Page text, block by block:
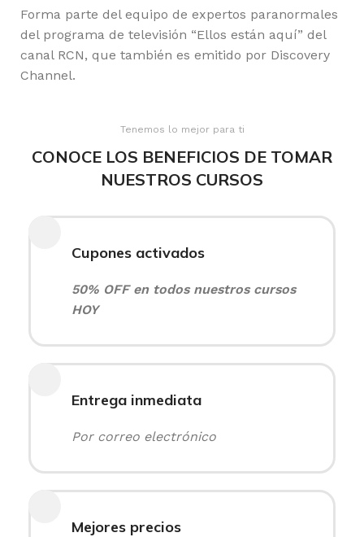
Forma parte del equipo de expertos paranormales
del programa de televisión “Ellos están aquí” del
canal RCN, que también es emitido por Discovery
Channel.
Tenemos lo mejor para ti
CONOCE LOS BENEFICIOS DE TOMAR
NUESTROS CURSOS
Cupones activados
50% OFF en todos nuestros cursos
HOY
Entrega inmediata
Por correo electrónico
Mejores precios